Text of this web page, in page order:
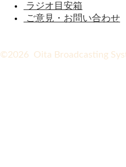
ラジオ目安箱
ご意見・お問い合わせ
©2026 Oita Broadcasting